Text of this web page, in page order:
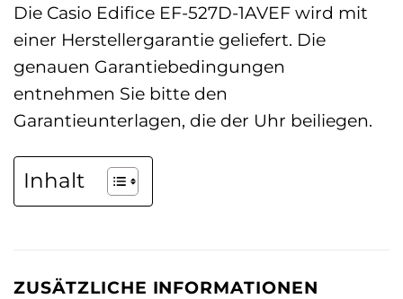
Die Casio Edifice EF-527D-1AVEF wird mit
einer Herstellergarantie geliefert. Die
genauen Garantiebedingungen
entnehmen Sie bitte den
Garantieunterlagen, die der Uhr beiliegen.
Inhalt
ZUSÄTZLICHE INFORMATIONEN